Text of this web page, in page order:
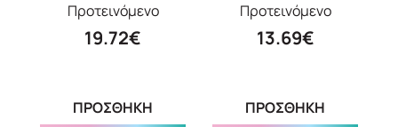
Προτεινόμενο
19.72€
ΠΡΟΣΘΗΚΗ
Προτεινόμενο
13.69€
ΠΡΟΣΘΗΚΗ